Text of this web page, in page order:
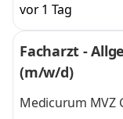
vor 1 Tag
Facharzt -
(m/w/d)
Medicurum MVZ